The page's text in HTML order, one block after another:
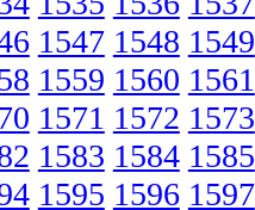
1547 1548 1549
1559 1560 1561
1571 1572 1573
1583 1584 1585
1595 1596 1597